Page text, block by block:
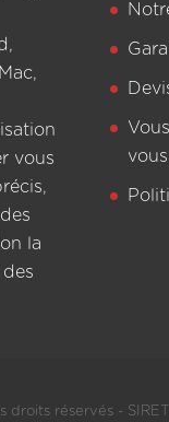
vous
la
réservés - SIRET